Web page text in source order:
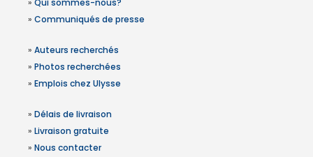
» Communiqués de presse
» Auteurs recherchés
» Photos recherchées
» Emplois chez Ulysse
» Délais de livraison
» Livraison gratuite
» Nous contacter